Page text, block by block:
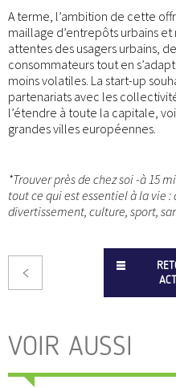
A terme, l’ambition de cette
maillage d’entrepôts urbains
attentes des usagers urbains,
consommateurs tout en
moins volatiles. La start-up
partenariats avec les
l’étendre à toute la capitale,
grandes villes européennes.
*Trouver près de chez soi -à 15
tout ce qui est essentiel à la vie
divertissement, culture, sport,
VOIR AUSSI